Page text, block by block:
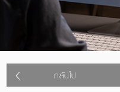
กลับไป